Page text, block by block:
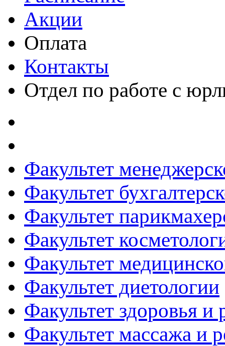
Акции
Оплата
Контакты
Отдел по работе с
Факультет
Факультет
Факультет
Факультет
Факультет
Факультет диетологии
Факультет здоровья и
Факультет массажа и